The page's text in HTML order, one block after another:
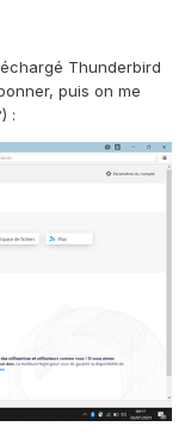
Thunderbird
puis on me
: